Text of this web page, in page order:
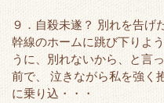
９．自殺未遂？ 別れを告げ
幹線のホームに跳び下りよ
うに、別れないから、と言
前で、 泣きながら私を強く
に乗り込・・・